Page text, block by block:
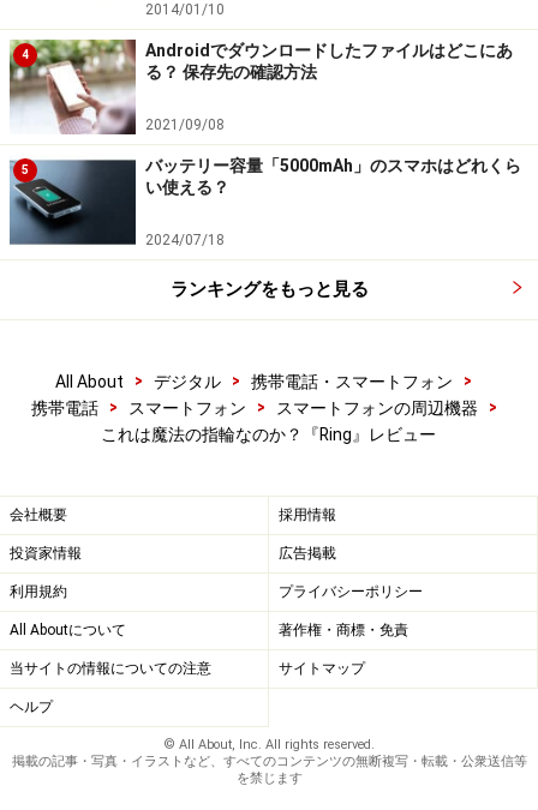
2014/01/10
4
Androidでダウンロードしたファイルはどこにあ
る？ 保存先の確認方法
2021/09/08
5
バッテリー容量「5000mAh」のスマホはどれくら
い使える？
2024/07/18
ランキングをもっと見る
All About > デジタル > 携帯電話・スマートフォン
>
携帯電話
> スマートフォン > スマートフォンの周辺機器
>
これは魔法の指輪なのか？『Ring』レビュー
会社概要 採用情報
投資家情報 広告掲載
利用規約 プライバシーポリシー
All Aboutについて 著作権・商標・免責
当サイトの情報についての注意 サイトマップ
ヘルプ
© All About, Inc. All rights reserved.
掲載の記事・写真・イラストなど、すべてのコンテンツの無断複写・転載・公衆送信等
を禁じます